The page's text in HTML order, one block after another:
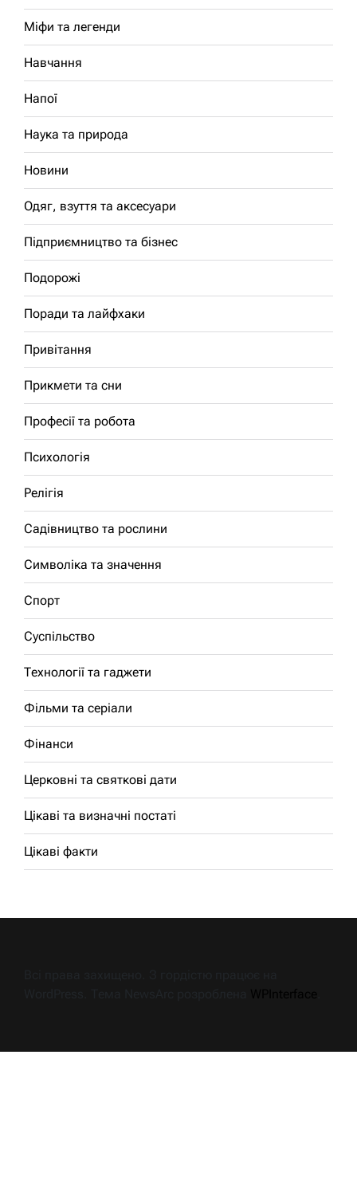
Міфи та легенди
Навчання
Напої
Наука та природа
Новини
Одяг, взуття та аксесуари
Підприємництво та бізнес
Подорожі
Поради та лайфхаки
Привітання
Прикмети та сни
Професії та робота
Психологія
Релігія
Садівництво та рослини
Символіка та значення
Спорт
Суспільство
Технології та гаджети
Фільми та серіали
Фінанси
Церковні та святкові дати
Цікаві та визначні постаті
Цікаві факти